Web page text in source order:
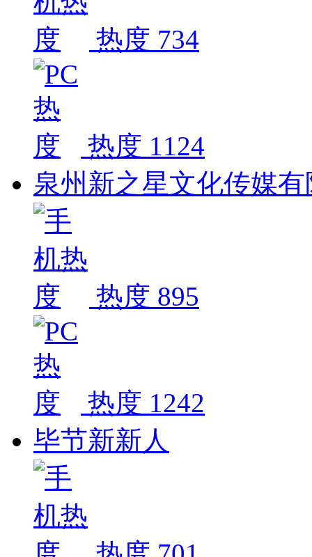
热度 734
热度 1124
泉州新之星文化传媒
热度 895
热度 1242
毕节新新人